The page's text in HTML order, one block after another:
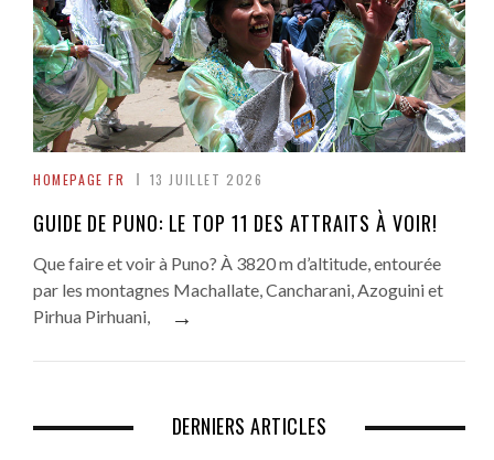
HOMEPAGE FR 13 JUILLET 2026
GUIDE DE PUNO: LE TOP 11 DES ATTRAITS À VOIR!
Que faire et voir à Puno? À 3820 m d’altitude, entourée
par les montagnes Machallate, Cancharani, Azoguini et
Pirhua Pirhuani,
→
DERNIERS ARTICLES